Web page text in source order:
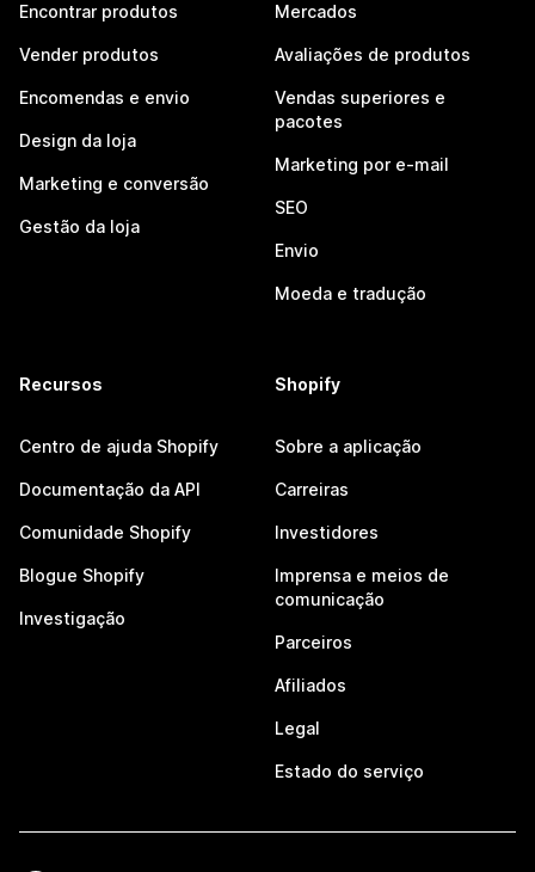
Encontrar produtos
Vender produtos
Encomendas e envio
Design da loja
Marketing e conversão
Gestão da loja
Mercados
Avaliações de produtos
Vendas superiores e
pacotes
Marketing por e-mail
SEO
Envio
Moeda e tradução
Recursos
Centro de ajuda Shopify
Documentação da API
Comunidade Shopify
Blogue Shopify
Investigação
Shopify
Sobre a aplicação
Carreiras
Investidores
Imprensa e meios de
comunicação
Parceiros
Afiliados
Legal
Estado do serviço